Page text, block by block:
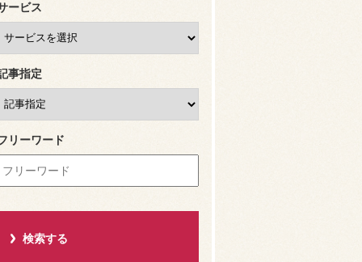
ービス
事指定
リーワード